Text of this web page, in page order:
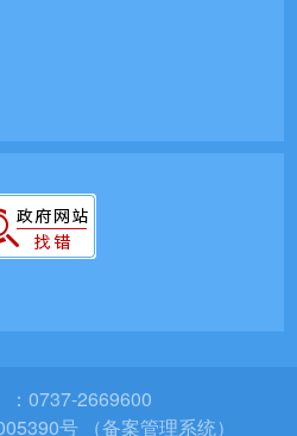
：0737-2669600
号 （备案管理系统）